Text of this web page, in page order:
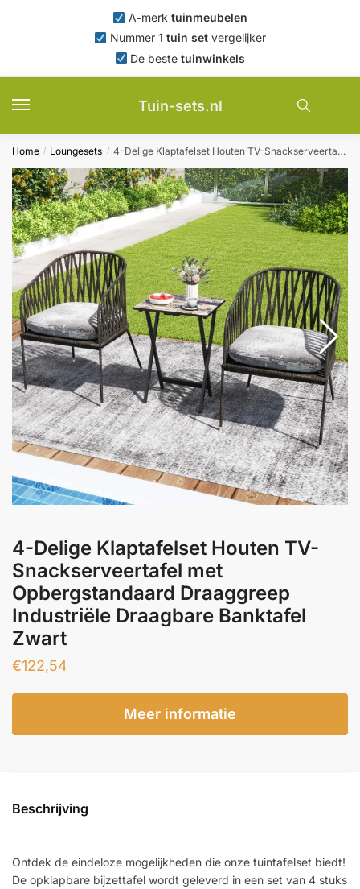
A-merk tuinmeubelen
Nummer 1 tuin set vergelijker
De bestetuinwinkels
Tuin-sets.nl
Home / Loungesets / 4-Delige Klaptafelset Houten TV-Snackserveertafel met Opbergstandaard Draaggreep Industriële Draagbare Banktafel Zwart
4-Delige Klaptafelset Houten TV-
Snackserveertafel met
Opbergstandaard Draaggreep
Industriële Draagbare Banktafel
Zwart
€122,54
Meer informatie
Beschrijving
Ontdek de eindeloze mogelijkheden die onze tuintafelset biedt!
De opklapbare bijzettafel wordt geleverd in een set van 4 stuks